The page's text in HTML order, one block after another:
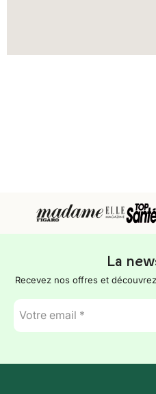
La
Recevez nos offres et
E-
mail
*